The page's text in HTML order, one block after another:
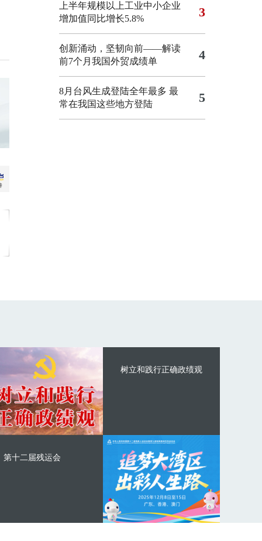
上半年规模以上工业中小企业
增加值同比增长5.8%
3
创新涌动，坚韧向前——解读
前7个月我国外贸成绩单
4
8月台风生成登陆全年最多 最
常在我国这些地方登陆
5
树立和践行正确政绩观
第十二届残运会